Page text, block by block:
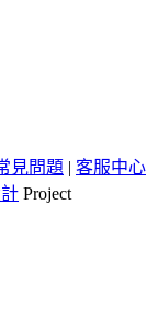
見問題 | 客服中心
Project